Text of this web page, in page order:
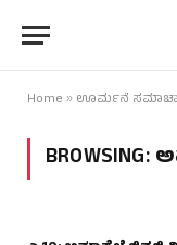
Home » ಊರ್ಮನೆ
BROWSING: